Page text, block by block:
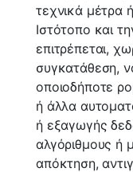
τεχνικά μέτρα
Ιστότοπο και
επιτρέπεται,
συγκατάθεση,
οποιοδήποτε
ή άλλα
ή εξαγωγής
αλγόριθμους ή
απόκτηση,